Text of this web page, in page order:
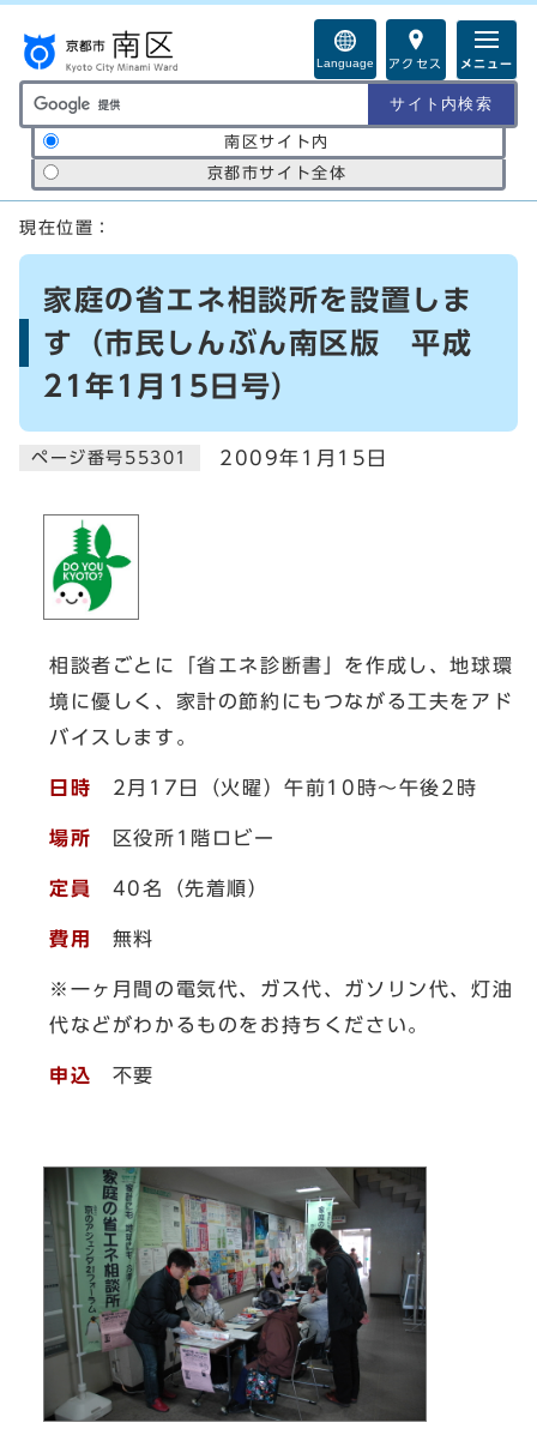
Language アクセス メニュー
サイト内検索の範囲
南区サイト内
京都市サイト全体
ここから本文です
現在位置：
家庭の省エネ相談所を設置しま
す（市民しんぶん南区版 平成
21年1月15日号）
ページ番号55301 2009年1月15日
相談者ごとに「省エネ診断書」を作成し、地球環
境に優しく、家計の節約にもつながる工夫をアド
バイスします。
日時 2月17日（火曜）午前10時～午後2時
場所 区役所1階ロビー
定員 40名（先着順）
費用 無料
※一ヶ月間の電気代、ガス代、ガソリン代、灯油
代などがわかるものをお持ちください。
申込 不要